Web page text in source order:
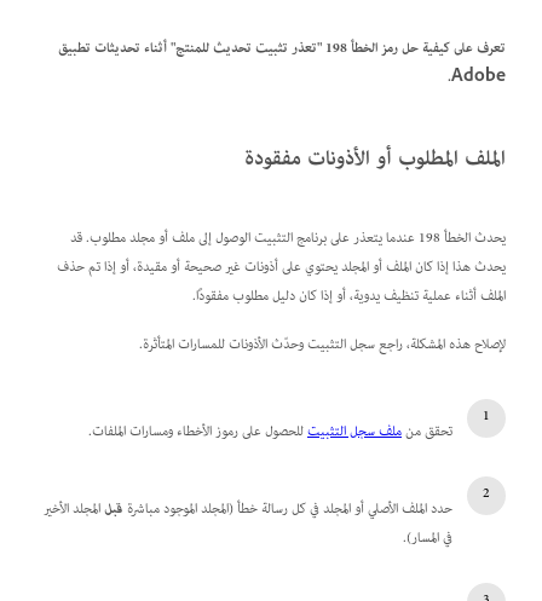
تعرف على كيفية حل رمز الخطأ 198 "تعذر تثبيت تحديث للمنتج" أثناء تحديثات تطبيق
Adobe.
الملف المطلوب أو الأذونات مفقودة
يحدث الخطأ 198 عندما يتعذر على برنامج التثبيت الوصول إلى ملف أو مجلد مطلوب. قد
يحدث هذا إذا كان الملف أو المجلد يحتوي على أذونات غير صحيحة أو مقيدة، أو إذا تم حذف
الملف أثناء عملية تنظيف يدوية، أو إذا كان دليل مطلوب مفقودًا.
لإصلاح هذه المشكلة، راجع سجل التثبيت وحدّث الأذونات للمسارات المتأثرة.
تحقق منملف سجل التثبيتللحصول على رموز الأخطاء ومسارات الملفات.
حدد الملف الأصلي أو المجلد في كل رسالة خطأ (المجلد الموجود مباشرة قبلالمجلد الأخير
في المسار).